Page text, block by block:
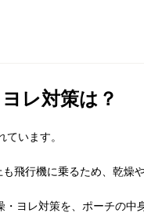
レ対策は？
います。
飛行機に乗るため、乾燥
ヨレ対策を、ポーチの中